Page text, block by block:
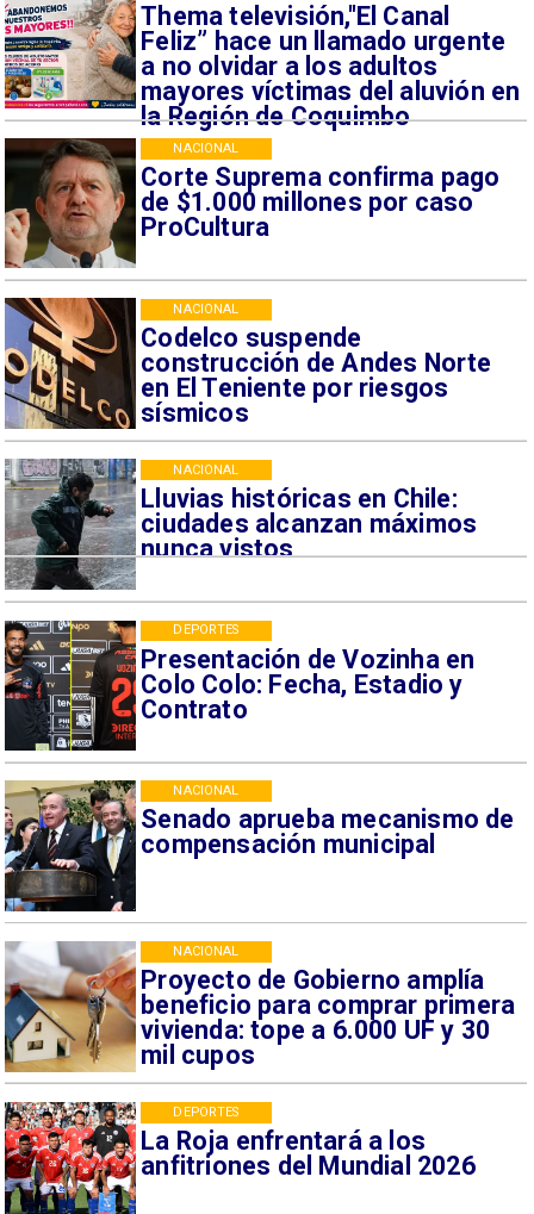
Thema televisión,"El Canal
Feliz” hace un llamado urgente
a no olvidar a los adultos
mayores víctimas del aluvión en
la Región de Coquimbo
Corte Suprema confirma pago
de $1.000 millones por caso
ProCultura
NACIONAL
Codelco suspende
construcción de Andes Norte
en El Teniente por riesgos
sísmicos
NACIONAL
Lluvias históricas en Chile:
ciudades alcanzan máximos
nunca vistos
NACIONAL
Presentación de Vozinha en
Colo Colo: Fecha, Estadio y
Contrato
DEPORTES
Senado aprueba mecanismo de
compensación municipal
NACIONAL
Proyecto de Gobierno amplía
beneficio para comprar primera
vivienda: tope a 6.000 UF y 30
mil cupos
NACIONAL
La Roja enfrentará a los
anfitriones del Mundial 2026
DEPORTES